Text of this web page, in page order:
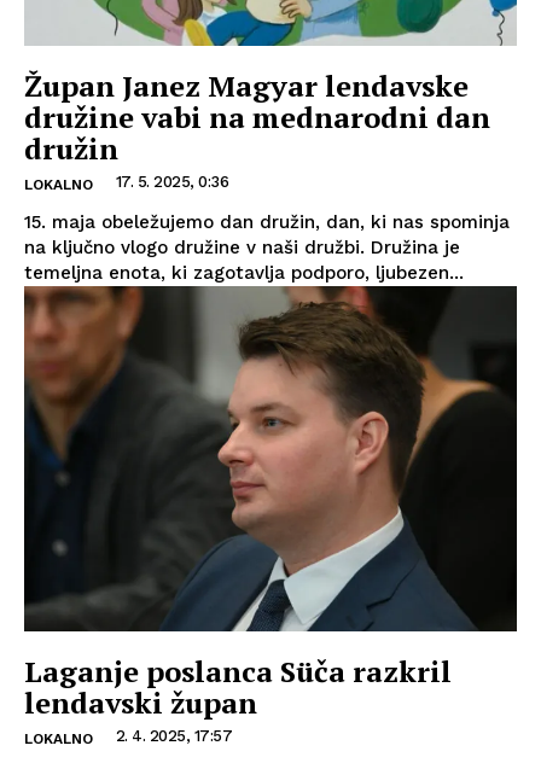
Župan Janez Magyar lendavske
družine vabi na mednarodni dan
družin
LOKALNO 17. 5. 2025, 0:36
15. maja obeležujemo dan družin, dan, ki nas spominja
na ključno vlogo družine v naši družbi. Družina je
temeljna enota, ki zagotavlja podporo, ljubezen...
Laganje poslanca Süča razkril
lendavski župan
LOKALNO 2. 4. 2025, 17:57